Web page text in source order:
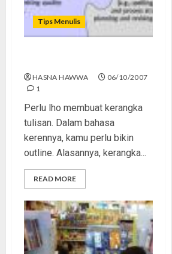
Tips Menulis
HASNA HAWWA
06/10/2007
1
Perlu lho membuat kerangka
tulisan. Dalam bahasa
kerennya, kamu perlu bikin
outline. Alasannya, kerangka...
READ MORE